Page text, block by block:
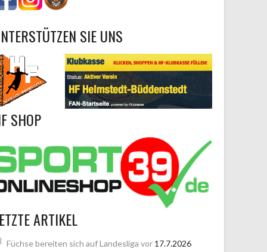
SIE UNS
SHOP
ARTIKEL
Füchse bereiten sich auf Landesliga vor 17.7.2026